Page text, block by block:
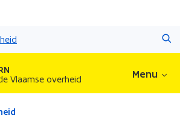
inhoud
Vlaamse overheid Menu